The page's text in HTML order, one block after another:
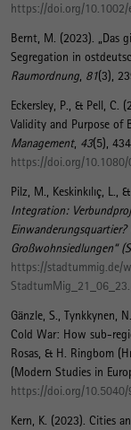
https://doi.org/10.1002/
Bernt, M. (2023).
Segregation in
Raumordnung 81(3),
Eckersley, P., & Pell, C.
Validity and Purpose of
Management, 43(5),
https://doi.org/
Pilz, M. , Keskinkılıç, L. ,
Integration:
Großwohnsiedlungen“
https://stadtummig.de/
Gänzle, S., Tynkkynen, N.
Cold War: How sub-
Rosas, & H. Ringbom
(Modern Studies in
https://doi.org/10.5040/
Kern, K. (2023). Cities